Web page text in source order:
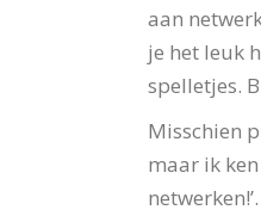
aan
je het leuk
spelletjes.
Misschien
maar ik